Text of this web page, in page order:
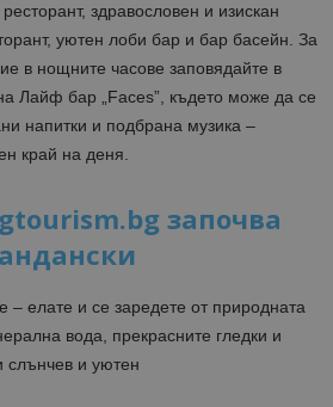
здравословен и изискан
уютен лоби бар и бар басейн. За
в нощните часове заповядайте в
Лайф бар „Faces”, където може да се
напитки и подбрана музика –
край на деня.
започва
– елате и се заредете от природната
вода, прекрасните гледки и
слънчев и уютен